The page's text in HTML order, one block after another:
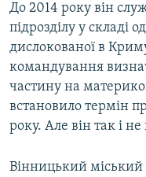
До 2014 року він
підрозділу у складі
дислокованої в
командування
частину на
встановило термін
року. Але він так і
Вінницький міський